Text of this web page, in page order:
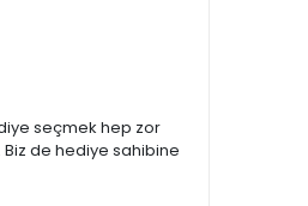
seçmek hep zor
de hediye sahibine